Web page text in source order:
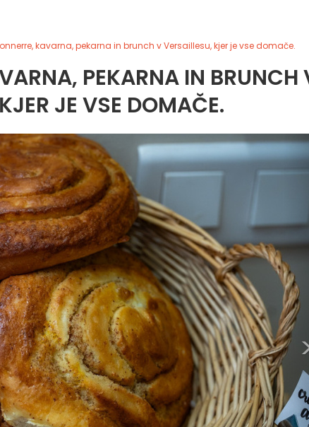
kavarna, pekarna in brunch v Versaillesu, kjer je vse domače.
PEKARNA IN BRUNCH
JE VSE DOMAČE.